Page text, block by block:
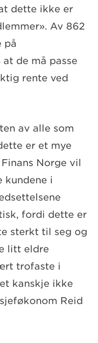
dette ikke er
Av 862
på
de må passe
rente ved
av alle som
er et mye
Norge vil
kundene i
fordi dette er
sterkt til seg og
litt eldre
trofaste i
kanskje ikke
Reid